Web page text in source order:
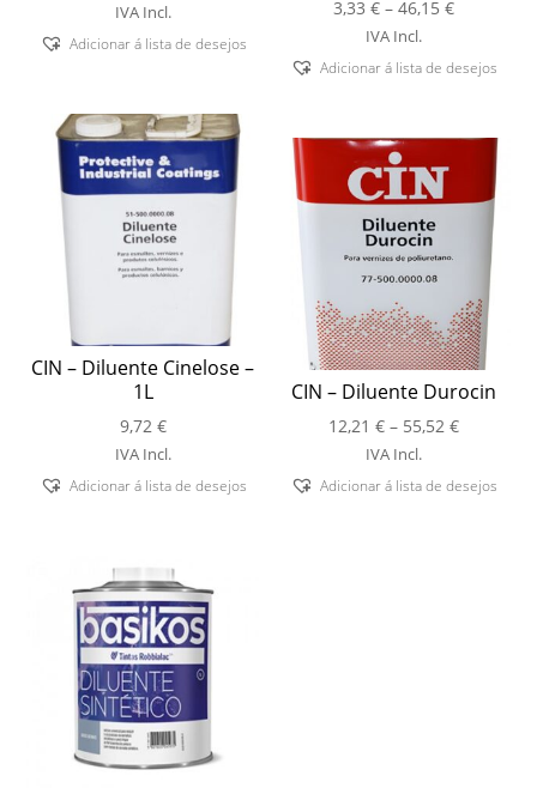
12,13 €
through
IVA Incl.
Adicionar á lista de desejos
3,33€ – 46,15€Price
3,33 €
through
IVA Incl.
Adicionar á lista de desejos
CIN – Diluente Cinelose –
1L
9,72 €
IVA Incl.
Adicionar á lista de desejos
CIN – Diluente Durocin
12,21€ – 55,52€Price
through
IVA Incl.
Adicionar á lista de desejos